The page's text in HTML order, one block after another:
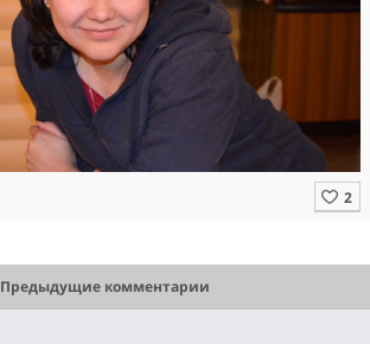
Предыдущие комментарии